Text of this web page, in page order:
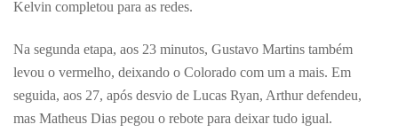
Kelvin completou para as redes.
Na segunda etapa, aos 23 minutos, Gustavo Martins também
levou o vermelho, deixando o Colorado com um a mais. Em
seguida, aos 27, após desvio de Lucas Ryan, Arthur defendeu,
mas Matheus Dias pegou o rebote para deixar tudo igual.